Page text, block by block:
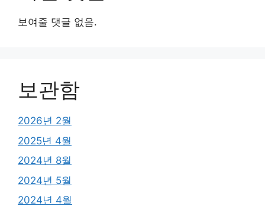
보여줄 댓글 없음.
보관함
2026년 2월
2025년 4월
2024년 8월
2024년 5월
2024년 4월